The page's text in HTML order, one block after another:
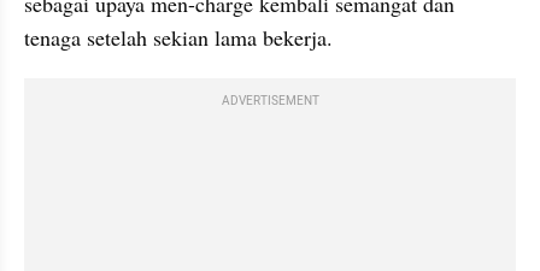
tenaga setelah sekian lama bekerja.
ADVERTISEMENT